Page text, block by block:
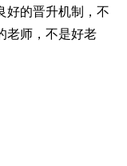
好的晋升机制，不
老师，不是好老